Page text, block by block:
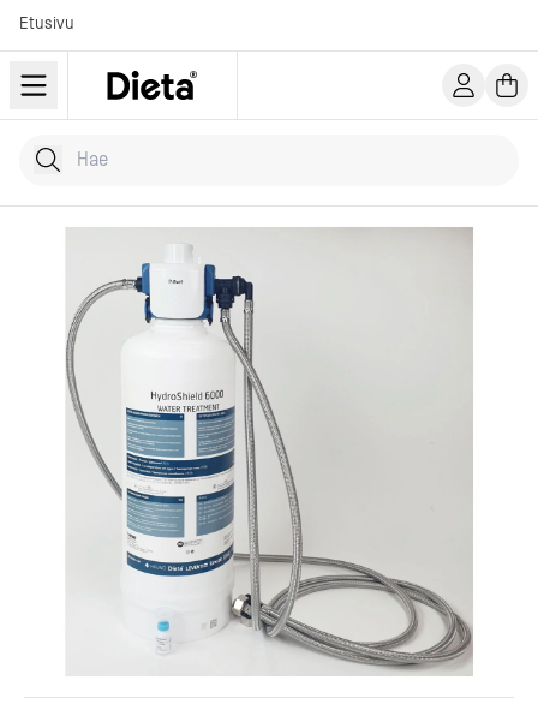
Etusivu
Hae tuotteita
Kirjoita hakusana...